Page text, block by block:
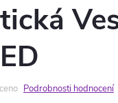
Podrobnosti hodnocení